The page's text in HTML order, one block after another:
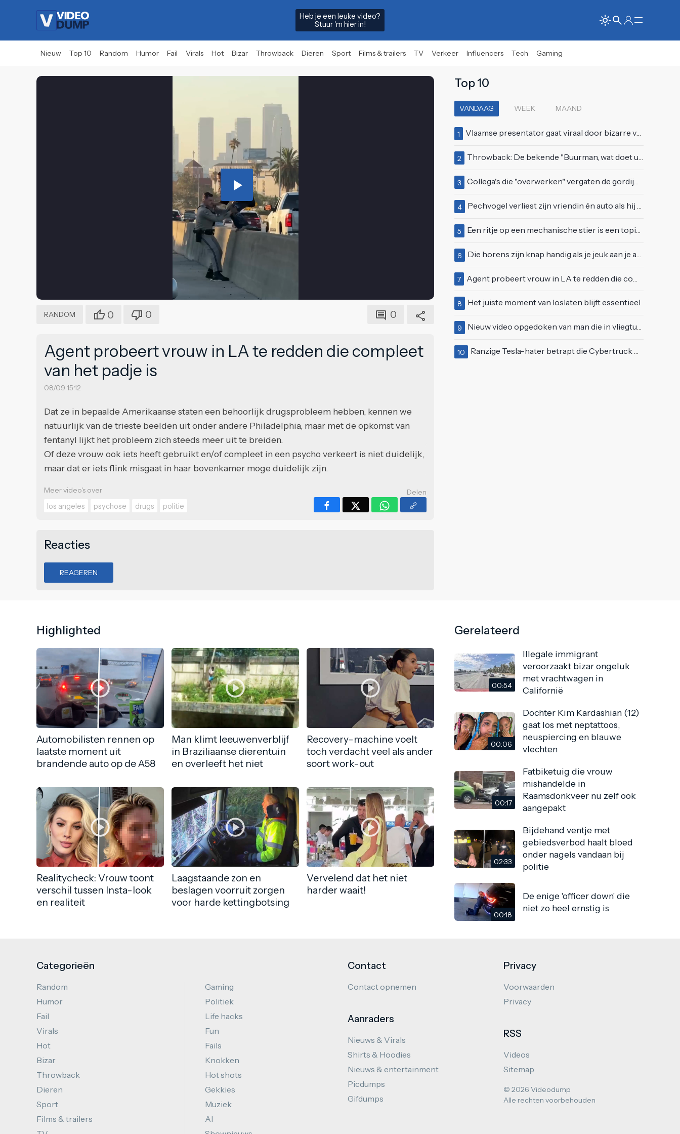
Heb je een leuke video?
Stuur 'm hier in!
Nieuw Top 10 Random Humor Fail Virals Hot Bizar Throwback Dieren Sport Films & trailers TV Verkeer Influencers Tech Gaming
Play
Video
RANDOM 0 0 0
Agent probeert vrouw in LA te redden die compleet
van het padje is
08/09 15:12
Dat ze in bepaalde Amerikaanse staten een behoorlijk drugsprobleem hebben, kennen we
natuurlijk van de trieste beelden uit onder andere Philadelphia, maar met de opkomst van
fentanyl lijkt het probleem zich steeds meer uit te breiden.
Of deze vrouw ook iets heeft gebruikt en/of compleet in een psycho verkeert is niet duidelijk,
maar dat er iets flink misgaat in haar bovenkamer moge duidelijk zijn.
Meer video's over
los angeles
psychose drugs politie
Delen
Reacties
REAGEREN
Top 10
VANDAAG WEEK MAAND
1 Vlaamse presentator gaat viraal door bizarre vertoning op live televisie: "Helemaal stijf van de bloem"
2 Throwback: De bekende "Buurman, wat doet u nu?"-scène uit Flodder met Tatjana Šimić
3 Collega's die "overwerken" vergaten de gordijnen dicht te doen
4 Pechvogel verliest zijn vriendin én auto als hij bocht te scherp neemt
5 Een ritje op een mechanische stier is een topidee voor een eerste date
6 Die horens zijn knap handig als je jeuk aan je arie hebt
7 Agent probeert vrouw in LA te redden die compleet van het padje is
8 Het juiste moment van loslaten blijft essentieel
9 Nieuw video opgedoken van man die in vliegtuigmotor springt op vliegveld Milaan
10 Ranzige Tesla-hater betrapt die Cybertruck op een 'speciale bruine coating' trakteert
Highlighted
Automobilisten rennen op
laatste moment uit
brandende auto op de A58
Man klimt leeuwenverblijf
in Braziliaanse dierentuin
en overleeft het niet
Recovery-machine voelt
toch verdacht veel als ander
soort work-out
Realitycheck: Vrouw toont
verschil tussen Insta-look
en realiteit
Laagstaande zon en
beslagen voorruit zorgen
voor harde kettingbotsing
Vervelend dat het niet
harder waait!
Gerelateerd
00:54
Illegale immigrant
veroorzaakt bizar ongeluk
met vrachtwagen in
Californië
00:06
Dochter Kim Kardashian (12)
gaat los met neptattoos,
neuspiercing en blauwe
vlechten
00:17
Fatbiketuig die vrouw
mishandelde in
Raamsdonkveer nu zelf ook
aangepakt
02:33
Bijdehand ventje met
gebiedsverbod haalt bloed
onder nagels vandaan bij
politie
00:18
De enige 'officer down' die
niet zo heel ernstig is
Categorieën
Random
Humor
Fail
Virals
Hot
Bizar
Throwback
Dieren
Sport
Films & trailers
Gaming
Politiek
Life hacks
Fun
Fails
Knokken
Hot shots
Gekkies
Muziek
AI
Contact
Contact opnemen
Aanraders
Nieuws & Virals
Shirts & Hoodies
Nieuws & entertainment
Picdumps
Gifdumps
Privacy
Voorwaarden
Privacy
RSS
Videos
Sitemap
© 2026 Videodump
Alle rechten voorbehouden